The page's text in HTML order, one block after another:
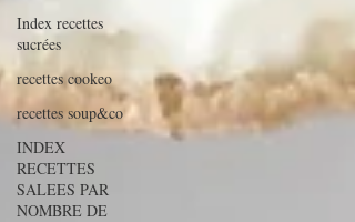
Index recettes
sucrées
recettes cookeo
recettes soup&co
INDEX
RECETTES
SALEES PAR
NOMBRE DE